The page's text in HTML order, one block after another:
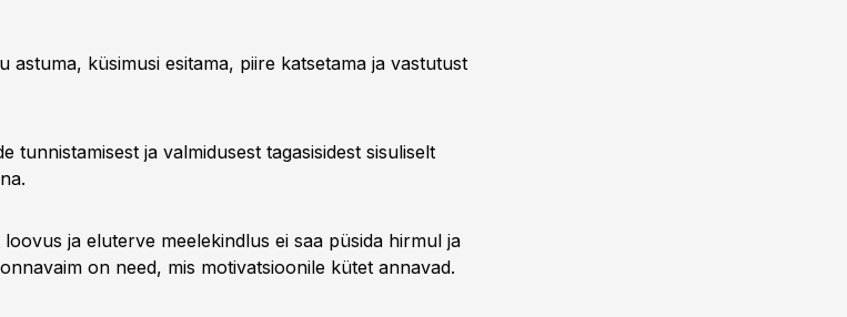
astuma, küsimusi esitama, piire katsetama ja vastutust
tunnistamisest ja valmidusest tagasisidest sisuliselt
ja eluterve meelekindlus ei saa püsida hirmul ja
on need, mis motivatsioonile kütet annavad.